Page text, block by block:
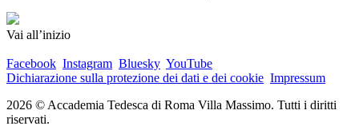
Vai all’inizio
Facebook Instagram Bluesky YouTube
Dichiarazione sulla protezione dei dati e dei cookie Impressum
2026 © Accademia Tedesca di Roma Villa Massimo. Tutti i diritti
riservati.